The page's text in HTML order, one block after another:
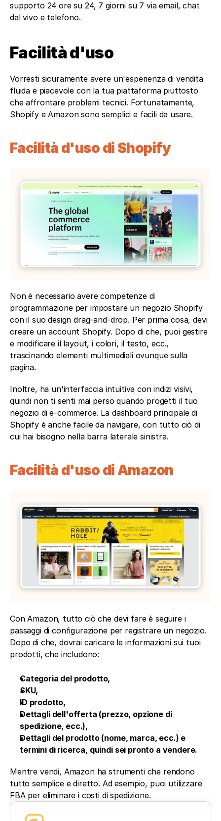
supporto 24 ore su 24, 7 giorni su 7 via email, chat
dal vivo e telefono.
Facilità d'uso
Vorresti sicuramente avere un'esperienza di vendita
fluida e piacevole con la tua piattaforma piuttosto
che affrontare problemi tecnici. Fortunatamente,
Shopify e Amazon sono semplici e facili da usare.
Facilità d'uso di Shopify
Non è necessario avere competenze di
programmazione per impostare un negozio Shopify
con il suo design drag-and-drop. Per prima cosa, devi
creare un account Shopify. Dopo di che, puoi gestire
e modificare il layout, i colori, il testo, ecc.,
trascinando elementi multimediali ovunque sulla
pagina.
Inoltre, ha un'interfaccia intuitiva con indizi visivi,
quindi non ti senti mai perso quando progetti il tuo
negozio di e-commerce. La dashboard principale di
Shopify è anche facile da navigare, con tutto ciò di
cui hai bisogno nella barra laterale sinistra.
Facilità d'uso di Amazon
Con Amazon, tutto ciò che devi fare è seguire i
passaggi di configurazione per registrare un negozio.
Dopo di che, dovrai caricare le informazioni sui tuoi
prodotti, che includono:
Categoria del prodotto,
SKU,
ID prodotto,
Dettagli dell'offerta (prezzo, opzione di
spedizione, ecc.),
Dettagli del prodotto (nome, marca, ecc.) e
termini di ricerca, quindi sei pronto a vendere.
Mentre vendi, Amazon ha strumenti che rendono
tutto semplice e diretto. Ad esempio, puoi utilizzare
FBA per eliminare i costi di spedizione.